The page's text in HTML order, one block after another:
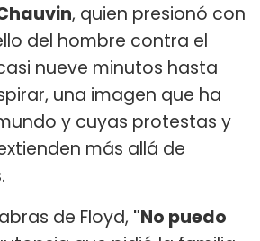
, quien presionó con
del hombre contra el
nueve minutos hasta
una imagen que ha
y cuyas protestas y
más allá de
de Floyd, "No puedo